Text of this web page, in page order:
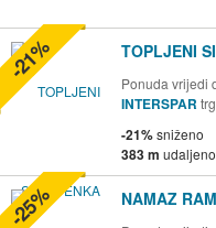
TOPLJENI
Ponuda vrijedi
INTERSPAR
-21%sniženo
383 m udaljeno
-21%
NAMAZ
-25%